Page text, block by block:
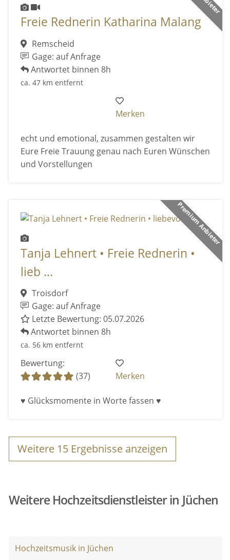
Freie Rednerin Katharina Malang
Remscheid
Gage: auf Anfrage
Antwortet binnen 8h
ca. 47 km entfernt
Merken
echt und emotional, zusammen gestalten wir
Eure Freie Trauung genau nach Euren Wünschen
und Vorstellungen
Premium Anbieter
Tanja Lehnert • Freie Rednerin •
lieb ...
Troisdorf
Gage: auf Anfrage
Letzte Bewertung: 05.07.2026
Antwortet binnen 8h
ca. 56 km entfernt
Bewertung:
(37)
Merken
♥ Glücksmomente in Worte fassen ♥
Weitere 15 Ergebnisse anzeigen
Weitere Hochzeitsdienstleister in Jüchen
Hochzeitsmusik in Jüchen